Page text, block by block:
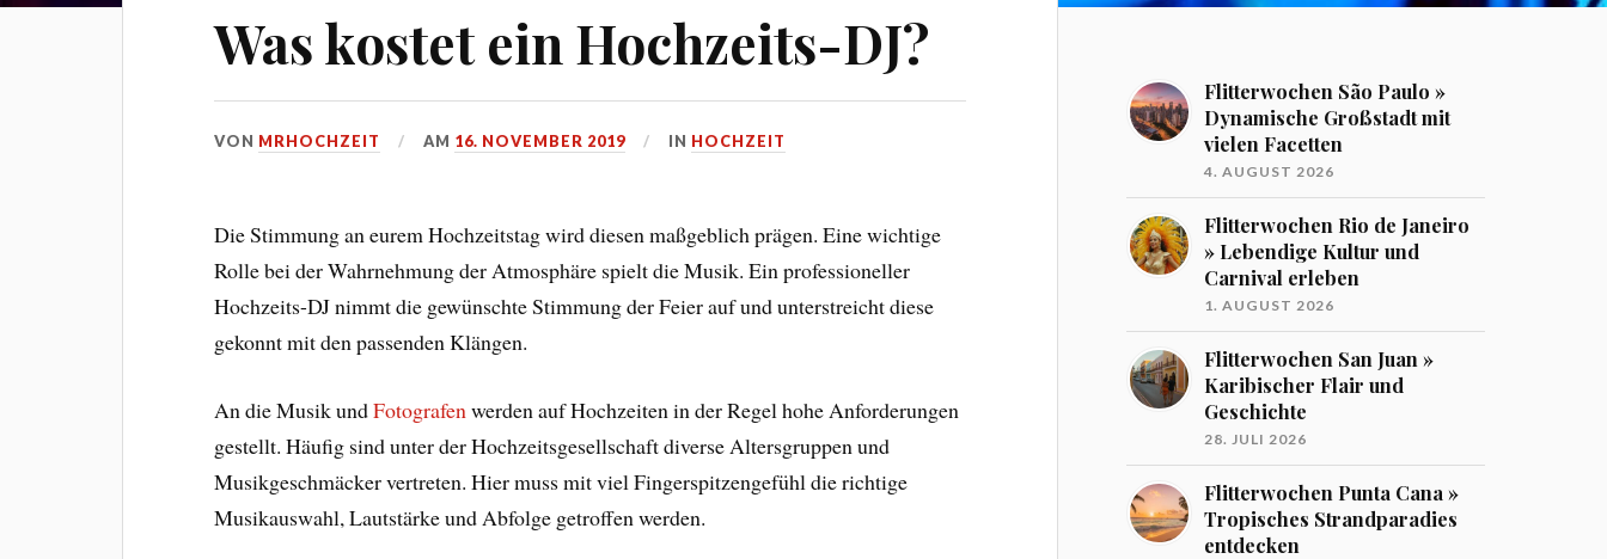
Was kostet ein Hochzeits-DJ?
VON MRHOCHZEIT AM 16. NOVEMBER 2019 IN HOCHZEIT
Die Stimmung an eurem Hochzeitstag wird diesen maßgeblich prägen. Eine wichtige
Rolle bei der Wahrnehmung der Atmosphäre spielt die Musik. Ein professioneller
Hochzeits-DJ nimmt die gewünschte Stimmung der Feier auf und unterstreicht diese
gekonnt mit den passenden Klängen.
An die Musik undFotografenwerden auf Hochzeiten in der Regel hohe Anforderungen
gestellt. Häufig sind unter der Hochzeitsgesellschaft diverse Altersgruppen und
Musikgeschmäcker vertreten. Hier muss mit viel Fingerspitzengefühl die richtige
Musikauswahl, Lautstärke und Abfolge getroffen werden.
Flitterwochen São Paulo »
Dynamische Großstadt mit
vielen Facetten
4. AUGUST 2026
Flitterwochen Rio de Janeiro
» Lebendige Kultur und
Carnival erleben
1. AUGUST 2026
Flitterwochen San Juan »
Karibischer Flair und
Geschichte
28. JULI 2026
Flitterwochen Punta Cana »
Tropisches Strandparadies
entdecken